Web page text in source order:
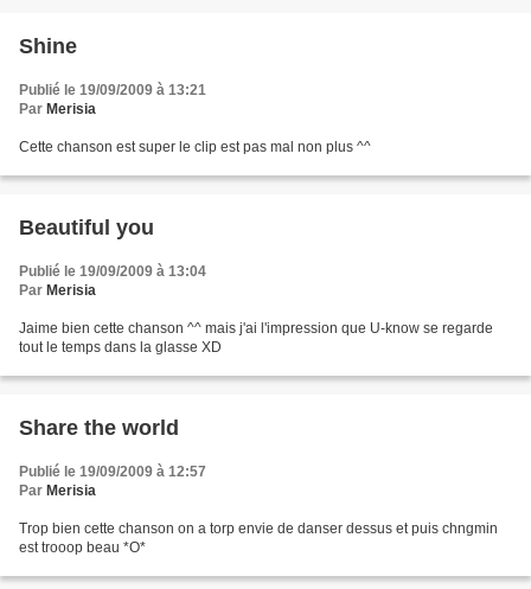
Shine
Publié le 19/09/2009 à 13:21
Par Merisia
Cette chanson est super le clip est pas mal non plus ^^
Beautiful you
Publié le 19/09/2009 à 13:04
Par Merisia
Jaime bien cette chanson ^^ mais j'ai l'impression que U-know se regarde
tout le temps dans la glasse XD
Share the world
Publié le 19/09/2009 à 12:57
Par Merisia
Trop bien cette chanson on a torp envie de danser dessus et puis chngmin
est trooop beau *O*